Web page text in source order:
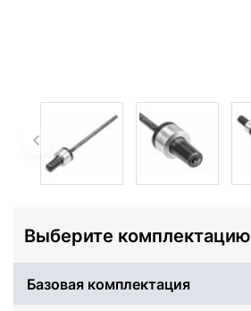
Выберите комплектацию
Базовая комплектация